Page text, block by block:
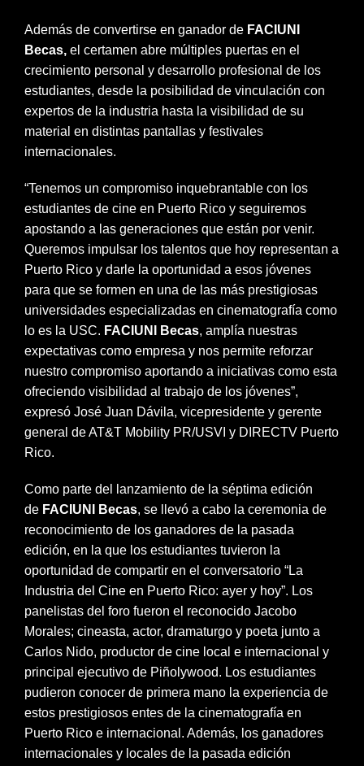
Además de convertirse en ganador de FACIUNI
Becas, el certamen abre múltiples puertas en el
crecimiento personal y desarrollo profesional de los
estudiantes, desde la posibilidad de vinculación con
expertos de la industria hasta la visibilidad de su
material en distintas pantallas y festivales
internacionales.
“Tenemos un compromiso inquebrantable con los
estudiantes de cine en Puerto Rico y seguiremos
apostando a las generaciones que están por venir.
Queremos impulsar los talentos que hoy representan a
Puerto Rico y darle la oportunidad a esos jóvenes
para que se formen en una de las más prestigiosas
universidades especializadas en cinematografía como
lo es la USC. FACIUNI Becas, amplía nuestras
expectativas como empresa y nos permite reforzar
nuestro compromiso aportando a iniciativas como esta
ofreciendo visibilidad al trabajo de los jóvenes”,
expresó José Juan Dávila, vicepresidente y gerente
general de AT&T Mobility PR/USVI y DIRECTV Puerto
Rico.
Como parte del lanzamiento de la séptima edición
de FACIUNI Becas, se llevó a cabo la ceremonia de
reconocimiento de los ganadores de la pasada
edición, en la que los estudiantes tuvieron la
oportunidad de compartir en el conversatorio “La
Industria del Cine en Puerto Rico: ayer y hoy”. Los
panelistas del foro fueron el reconocido Jacobo
Morales; cineasta, actor, dramaturgo y poeta junto a
Carlos Nido, productor de cine local e internacional y
principal ejecutivo de Piñolywood. Los estudiantes
pudieron conocer de primera mano la experiencia de
estos prestigiosos entes de la cinematografía en
Puerto Rico e internacional. Además, los ganadores
internacionales y locales de la pasada edición